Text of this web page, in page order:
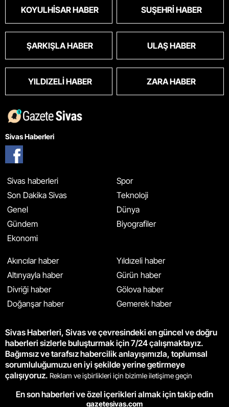
KOYULHISAR HABER SUŞEHRI HABER
ŞARKIŞLA HABER ULAŞ HABER
YILDIZELI HABER ZARA HABER
Sivas Haberleri
Sivas haberleri
Son Dakika Sivas
Genel
Gündem
Ekonomi
Spor
Teknoloji
Dünya
Biyografiler
Akıncılar haber
Altınyayla haber
Divriği haber
Doğanşar haber
Yıldızeli haber
Gürün haber
Gölova haber
Gemerek haber
Sivas Haberleri, Sivas ve çevresindeki en güncel ve doğru
haberleri sizlerle buluşturmak için 7/24 çalışmaktayız.
Bağımsız ve tarafsız habercilik anlayışımızla, toplumsal
sorumluluğumuzu en iyi şekilde yerine getirmeye
çalışıyoruz. Reklam ve işbirlikleri için bizimle iletişime geçin
En son haberleri ve özel içerikleri almak için takip edin
gazetesivas.com